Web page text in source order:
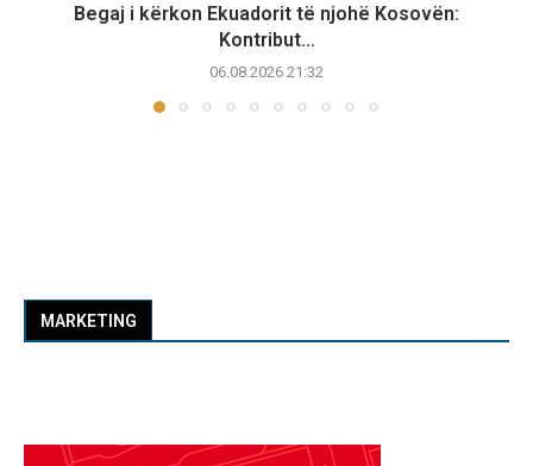
Begaj i kërkon Ekuadorit të njohë Kosovën:
Kontribut...
06.08.2026 21:32
MARKETING